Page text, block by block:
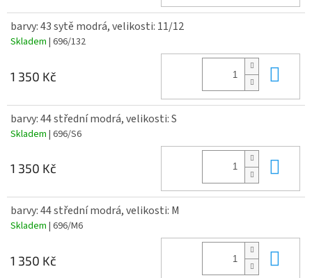
barvy: 43 sytě modrá, velikosti: 11/12
Skladem | 696/132
1 350 Kč
barvy: 44 střední modrá, velikosti: S
Skladem | 696/S6
1 350 Kč
barvy: 44 střední modrá, velikosti: M
Skladem | 696/M6
1 350 Kč